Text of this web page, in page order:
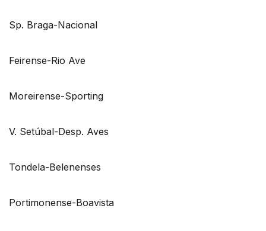
Sp. Braga-Nacional
Feirense-Rio Ave
Moreirense-Sporting
V. Setúbal-Desp. Aves
Tondela-Belenenses
Portimonense-Boavista